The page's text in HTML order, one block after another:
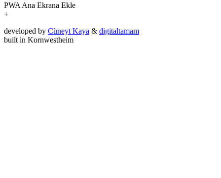
PWA Ana Ekrana Ekle
+
developed by Cüneyt Kaya & digitaltamam
built in Kornwestheim